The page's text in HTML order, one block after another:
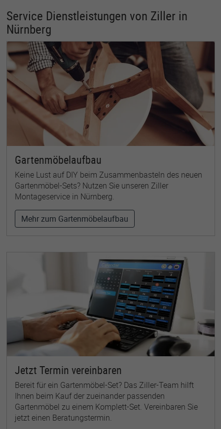
Service Dienstleistungen von Ziller in
Nürnberg
Gartenmöbelaufbau
Keine Lust auf DIY beim Zusammenbasteln des neuen
Gartenmöbel-Sets? Nutzen Sie unseren Ziller
Montageservice in Nürnberg.
Mehr zum Gartenmöbelaufbau
Jetzt Termin vereinbaren
Bereit für ein Gartenmöbel-Set? Das Ziller-Team hilft
Ihnen beim Kauf der zueinander passenden
Gartenmöbel zu einem Komplett-Set. Vereinbaren Sie
jetzt einen Beratungstermin.